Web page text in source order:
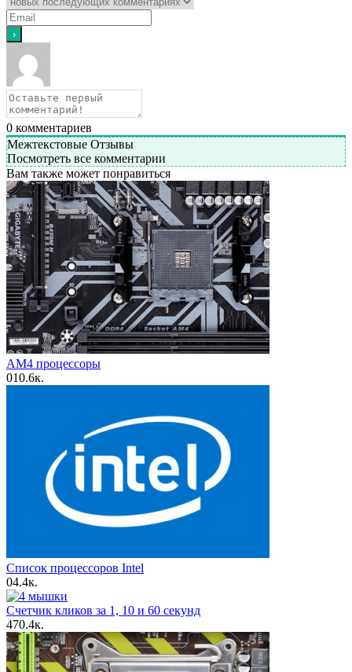
0 комментариев
Межтекстовые Отзывы
Посмотреть все комментарии
Вам также может понравиться
AM4 процессоры
010.6к.
Список процессоров Intel
04.4к.
Счетчик кликов за 1, 10 и 60 секунд
470.4к.